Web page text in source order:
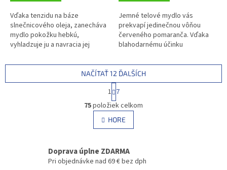
Vďaka tenzidu na báze
slnečnicového oleja, zanecháva
mydlo pokožku hebkú,
vyhladzuje ju a navracia jej
Jemné telové mydlo vás
prekvapí jedinečnou vôňou
červeného pomaranča. Vďaka
blahodarnému účinku
vašu pokožku jemnú, vyhladí ju a
obnoví jej...
O
v
l
á
a
c
NAČÍTAŤ 12 ĎALŠÍCH
t
r
á
n
k
v
a
n
1 7
75položiek celkom
HORE
Doprava úplne ZDARMA
Pri objednávke nad 69 € bez dph